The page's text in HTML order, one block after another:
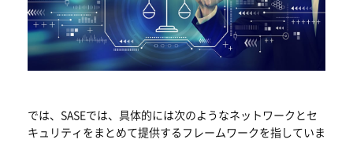
では、SASEでは、具体的には次のようなネットワークとセ
キュリティをまとめて提供するフレームワークを指していま